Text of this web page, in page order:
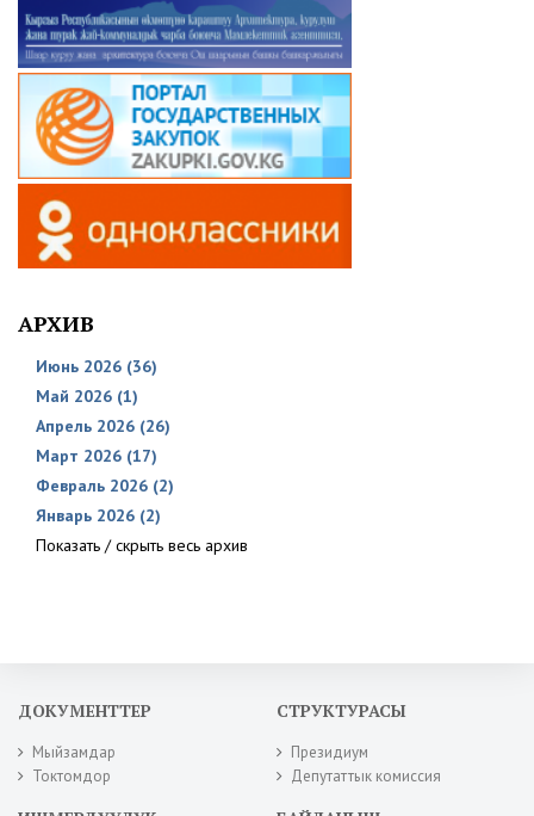
АРХИВ
Июнь 2026 (36)
Май 2026 (1)
Апрель 2026 (26)
Март 2026 (17)
Февраль 2026 (2)
Январь 2026 (2)
Показать / скрыть весь архив
ДОКУМЕНТТЕР
Мыйзамдар
Токтомдор
СТРУКТУРАСЫ
Президиум
Депутаттык комиссия